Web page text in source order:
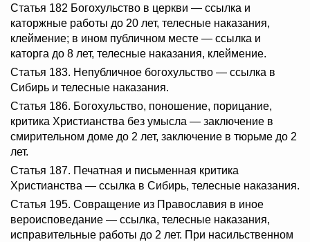
Статья 182 Богохульство в церкви — ссылка и
каторжные работы до 20 лет, телесные наказания,
клеймение; в ином публичном месте — ссылка и
каторга до 8 лет, телесные наказания, клеймение.
Статья 183. Непубличное богохульство — ссылка в
Сибирь и телесные наказания.
Статья 186. Богохульство, поношение, порицание,
критика Христианства без умысла — заключение в
смирительном доме до 2 лет, заключение в тюрьме до 2
лет.
Статья 187. Печатная и письменная критика
Христианства — ссылка в Сибирь, телесные наказания.
Статья 195. Совращение из Православия в иное
вероисповедание — ссылка, телесные наказания,
исправительные работы до 2 лет. При насильственном